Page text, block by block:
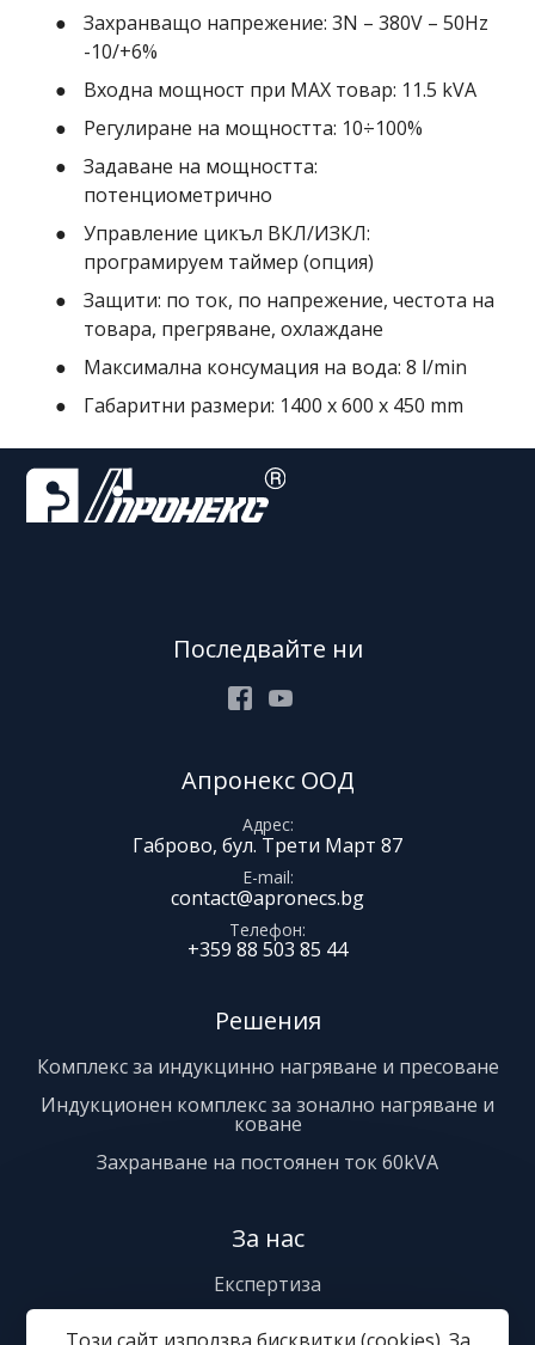
Захранващо напрежение: 3N – 380V – 50Hz
-10/+6%
Входна мощност при MAX товар: 11.5 kVA
Регулиране на мощността: 10÷100%
Задаване на мощността:
потенциометрично
Управление цикъл ВКЛ/ИЗКЛ:
програмируем таймер (опция)
Защити: по ток, по напрежение, честота на
товара, прегряване, охлаждане
Максимална консумация на вода: 8 l/min
Габаритни размери: 1400 x 600 x 450 mm
Решения
Комплекс за индукцинно нагряване и пресоване
Индукционен комплекс за зонално нагряване и
коване
Захранване на постоянен ток 60kVA
За нас
Експертиза
Апронекс ООД
Адрес
Габрово, бул. Трети Март 87
E-mail
contact@apronecs.bg
Телефон
+359 88 503 85 44
Последвайте ни
Facebook